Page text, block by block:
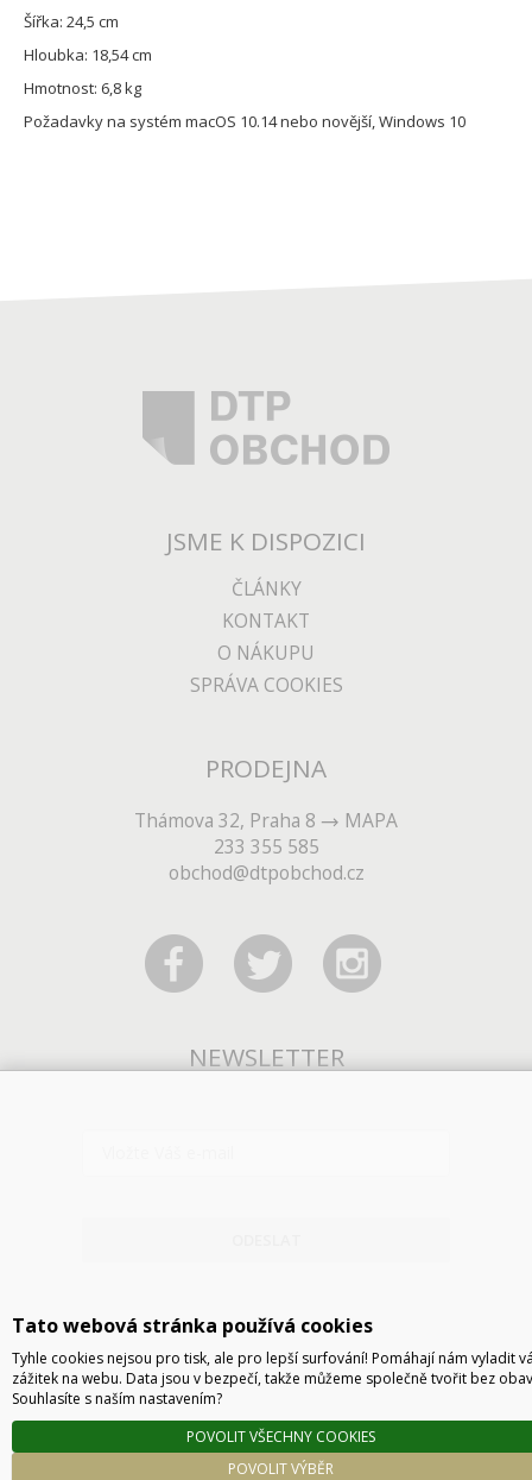
Šířka: 24,5 cm
Hloubka: 18,54 cm
Hmotnost: 6,8 kg
Požadavky na systém macOS 10.14 nebo novější, Windows 10
JSME K DISPOZICI
ČLÁNKY
KONTAKT
O NÁKUPU
SPRÁVA COOKIES
PRODEJNA
Thámova 32, Praha 8
MAPA
233 355 585
obchod@dtpobchod.cz
NEWSLETTER
Technické řešení © 2026 CyberSoft s.r.o.
Tato webová stránka používá cookies
Tyhle cookies nejsou pro tisk, ale pro lepší surfování! Pomáhají nám vyladit
zážitek na webu. Data jsou v bezpečí, takže můžeme společně tvořit bez
Souhlasíte s naším nastavením?
POVOLIT VÝBĚR
POVOLIT VŠECHNY COOKIES